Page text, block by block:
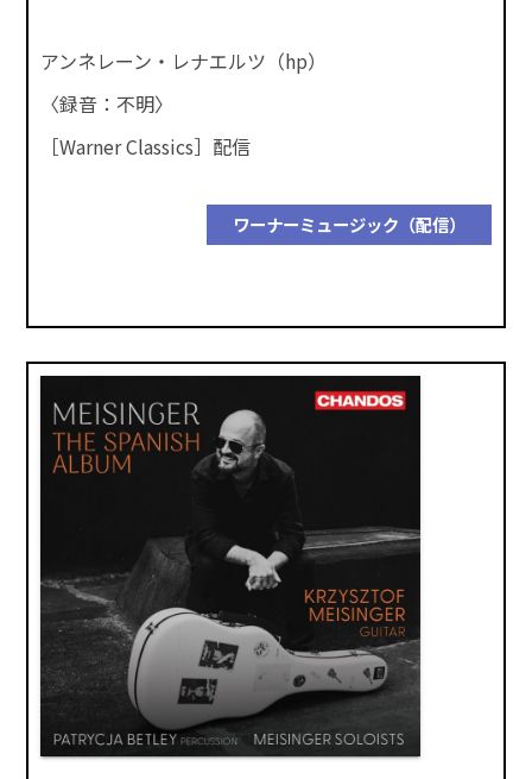
アンネレーン・レナエルツ（hp）
〈録音：不明〉
［Warner Classics］配信
ワーナーミュージック（配信）